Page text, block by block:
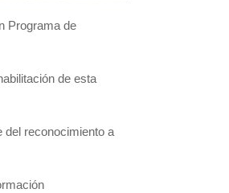
Programa de
de esta
del reconocimiento a